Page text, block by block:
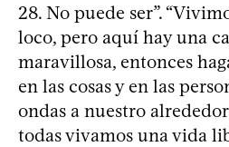
28. No puede ser”.
loco, pero aquí hay una
maravillosa, entonces
en las cosas y en las
ondas a nuestro
todas vivamos una vida